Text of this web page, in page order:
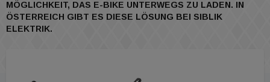
MÖGLICHKEIT, DAS E-BIKE UNTERWEGS ZU LADEN. IN
ÖSTERREICH GIBT ES DIESE LÖSUNG BEI SIBLIK
ELEKTRIK.